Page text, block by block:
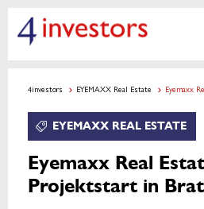
4investors EYEMAXX Real Estate Eyemaxx
EYEMAXX REAL ESTATE
Eyemaxx Real
Projektstart in